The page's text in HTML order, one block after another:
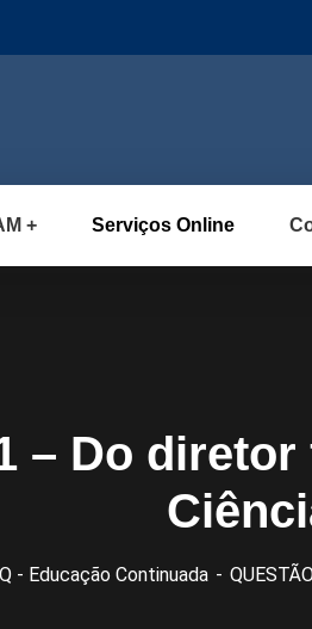
Serviços Online
– Do
- Educação Continuada